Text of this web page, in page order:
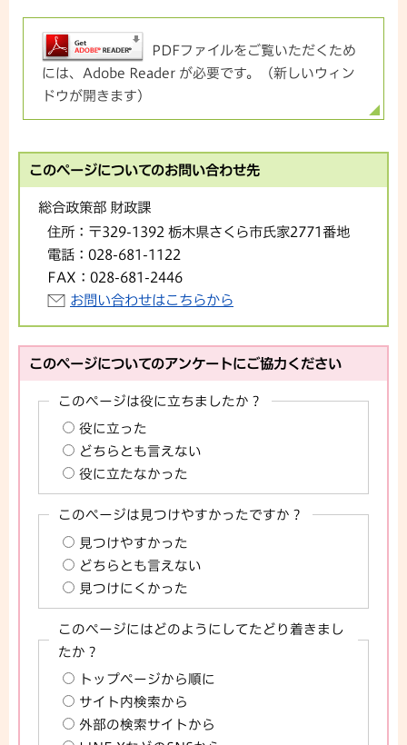
PDFファイルをご覧いただくため
には、Adobe Reader が必要です。（新しいウィン
ドウが開きます）
このページについてのお問い合わせ先
総合政策部 財政課
住所： 〒329-1392 栃木県さくら市氏家2771番地
電話： 028-681-1122
FAX： 028-681-2446
お問い合わせはこちらから
このページについてのアンケートにご協力ください
このページは役に立ちましたか？
役に立った
どちらとも言えない
役に立たなかった
このページは見つけやすかったですか？
見つけやすかった
どちらとも言えない
見つけにくかった
このページにはどのようにしてたどり着きまし
たか？
トップページから順に
サイト内検索から
外部の検索サイトから